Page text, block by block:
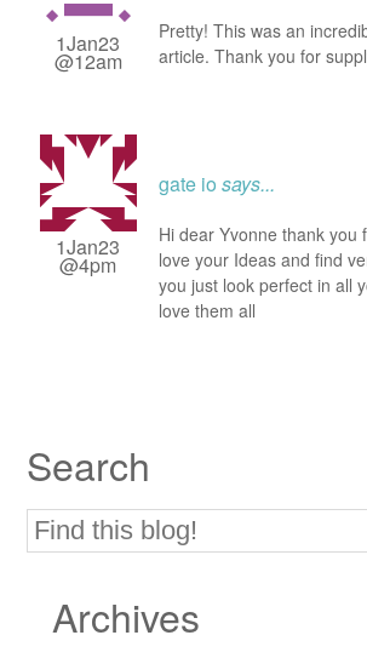
1Jan23
@12am
Pretty! This was an
article. Thank you for
1Jan23
@4pm
gate io says...
Hi dear Yvonne thank you
love your Ideas and find
you just look perfect in all
love them all
Search
Archives